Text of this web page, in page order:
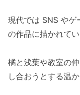
現代では SNS やゲ
の作品に描かれて
橘と浅葉や教室の
し合おうとする温か